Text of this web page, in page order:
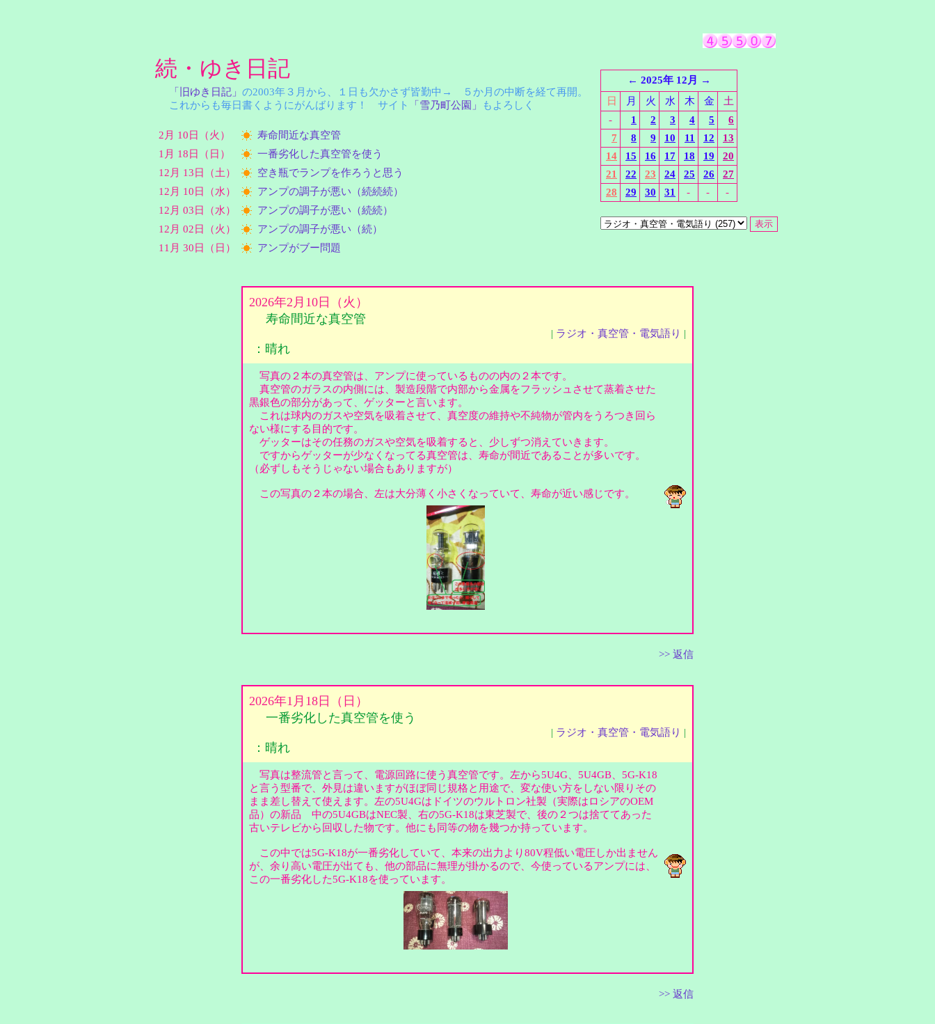
続・ゆき日記
「旧ゆき日記」 の2003年３月から、１日も欠かさず皆勤中→ ５か月の中断を経て再開。
これからも毎日書くようにがんばります！ サイト
「雪乃町公園」 もよろしく
2月 10日（火）
寿命間近な真空管
1月 18日（日）
一番劣化した真空管を使う
12月 13日（土）
空き瓶でランプを作ろうと思う
12月 10日（水）
アンプの調子が悪い（続続続）
12月 03日（水）
アンプの調子が悪い（続続）
12月 02日（火）
アンプの調子が悪い（続）
11月 30日（日）
アンプがブー問題
← 2025年 12月
→
日
月 火 水 木 金
土
-
1 2 3 4 5
6
7
8 9 10 11 12
13
14
15 16 17 18 19
20
21
22 23 24 25 26
27
28
29 30 31 - - -
2026年2月10日（火）
寿命間近な真空管
| ラジオ・真空管・電気語り |
：晴れ
写真の２本の真空管は、アンプに使っているものの内の２本です。
真空管のガラスの内側には、製造段階で内部から金属をフラッシュさせて蒸着させた
黒銀色の部分があって、ゲッターと言います。
これは球内のガスや空気を吸着させて、真空度の維持や不純物が管内をうろつき回ら
ない様にする目的です。
ゲッターはその任務のガスや空気を吸着すると、少しずつ消えていきます。
ですからゲッターが少なくなってる真空管は、寿命が間近であることが多いです。
（必ずしもそうじゃない場合もありますが）
この写真の２本の場合、左は大分薄く小さくなっていて、寿命が近い感じです。
>> 返信
2026年1月18日（日）
一番劣化した真空管を使う
| ラジオ・真空管・電気語り |
：晴れ
写真は整流管と言って、電源回路に使う真空管です。左から5U4G、5U4GB、5G-K18
と言う型番で、外見は違いますがほぼ同じ規格と用途で、変な使い方をしない限りその
まま差し替えて使えます。左の5U4Gはドイツのウルトロン社製（実際はロシアのOEM
品）の新品 中の5U4GBはNEC製、右の5G-K18は東芝製で、後の２つは捨ててあった
古いテレビから回収した物です。他にも同等の物を幾つか持っています。
この中では5G-K18が一番劣化していて、本来の出力より80V程低い電圧しか出ません
が、余り高い電圧が出ても、他の部品に無理が掛かるので、今使っているアンプには、
この一番劣化した5G-K18を使っています。
>> 返信